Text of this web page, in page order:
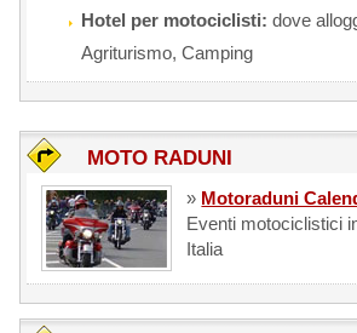
Hotel per motociclisti: dove
Agriturismo, Camping
MOTO RADUNI
» Motoraduni
Eventi motociclistici
Italia